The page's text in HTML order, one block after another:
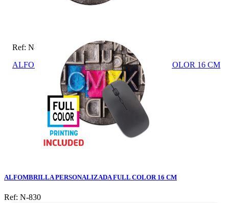
Ref: N-830
ALFOMBRILLA PERSONALIZADA FULL COLOR 16 CM
ALFOMBRILLA PERSONALIZADA FULL COLOR 16 CM
Ref: N-830